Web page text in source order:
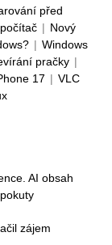
před
| Nový
| Windows
pračky |
17 | VLC
AI obsah
zájem